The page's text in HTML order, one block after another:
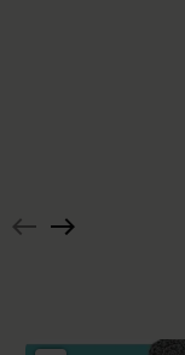
pyntetørklæde